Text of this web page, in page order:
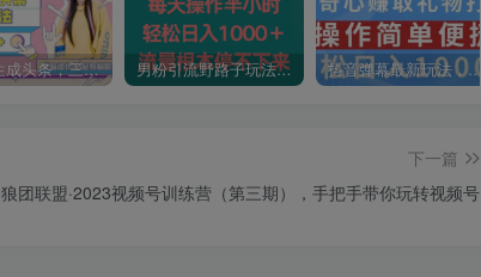
AI自动生成头条，三天必起号，三分钟轻松发布内容，复制粘贴，保姆级教… 男粉引流野路子玩法，每天操作半小时轻松日入1000＋，流量根本停不下来 抖音弹幕最新玩法，利用粉丝好奇心赚取礼物打赏，轻松日入1000+
下一篇
狼团联盟·2023视频号训练营（第三期），手把手带你玩转视频号